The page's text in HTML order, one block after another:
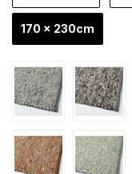
170 x 230cm